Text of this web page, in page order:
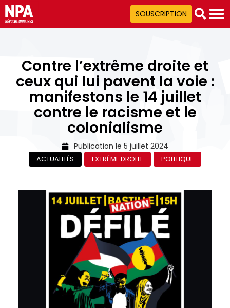
SOUSCRIPTION
Contre l’extrême droite et
ceux qui lui pavent la voie :
manifestons le 14 juillet
contre le racisme et le
colonialisme
Publication le 5 juillet 2024
ACTUALITÉS EXTRÊME DROITE POLITIQUE